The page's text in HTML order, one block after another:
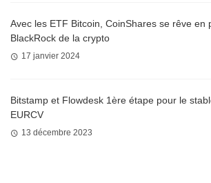
Avec les ETF Bitcoin, CoinShares se rêve en
BlackRock de la crypto
17 janvier 2024
Bitstamp et Flowdesk 1ère étape pour le
EURCV
13 décembre 2023